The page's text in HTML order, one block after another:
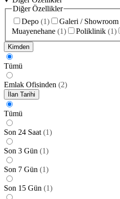
Diğer Özellikler
Depo (1) Galeri / Showroom
Muayenehane (1) Poliklinik (1)
Kimden
Tümü
Emlak Ofisinden (2)
İlan Tarihi
Tümü
Son 24 Saat (1)
Son 3 Gün (1)
Son 7 Gün (1)
Son 15 Gün (1)